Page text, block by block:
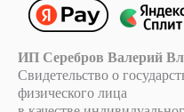
ИП Серебров Валерий
Свидетельство о
физического лица